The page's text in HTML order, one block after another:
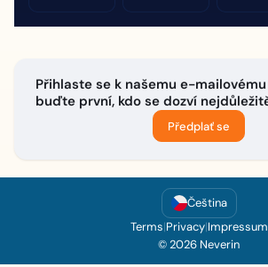
Přihlaste se k našemu e-
buďte první, kdo se dozví
Předplať se
Čeština
Terms|Privacy|Impressum
© 2026 Neverin